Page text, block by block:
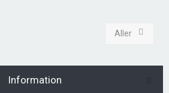
Aller
Information